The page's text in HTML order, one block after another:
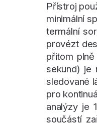
Přístroj
minimální
termální
provézt
přitom
sekund) je
sledované
pro
analýzy je
součástí